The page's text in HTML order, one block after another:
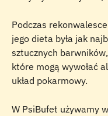
Podczas
jego dieta była jak
sztucznych
które mogą wywołać
układ pokarmowy.
W PsiBufet używamy